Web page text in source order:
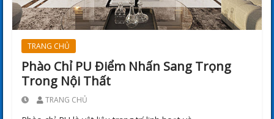
TRANG CHỦ
Phào Chỉ PU Điểm Nhấn Sang Trọng
Trong Nội Thất
TRANG CHỦ